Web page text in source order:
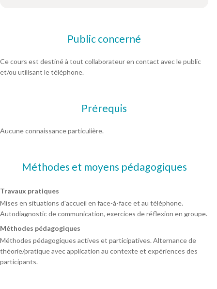
Public concerné
Ce cours est destiné à tout collaborateur en contact avec le public
et/ou utilisant le téléphone.
Prérequis
Aucune connaissance particulière.
Méthodes et moyens pédagogiques
Travaux pratiques
Mises en situations d'accueil en face-à-face et au téléphone.
Autodiagnostic de communication, exercices de réflexion en groupe.
Méthodes pédagogiques
Méthodes pédagogiques actives et participatives. Alternance de
théorie/pratique avec application au contexte et expériences des
participants.